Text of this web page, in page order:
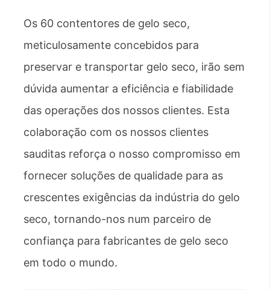
Os 60 contentores de gelo seco,
meticulosamente concebidos para
preservar e transportar gelo seco, irão sem
dúvida aumentar a eficiência e fiabilidade
das operações dos nossos clientes. Esta
colaboração com os nossos clientes
sauditas reforça o nosso compromisso em
fornecer soluções de qualidade para as
crescentes exigências da indústria do gelo
seco, tornando-nos num parceiro de
confiança para fabricantes de gelo seco
em todo o mundo.